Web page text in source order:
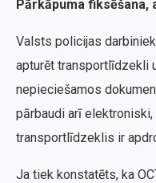
Pārkāpuma
Valsts policijas
apturēt transportlīdzekli
nepieciešamos
pārbaudi arī
transportlīdzeklis ir
Ja tiek konstatēts, ka